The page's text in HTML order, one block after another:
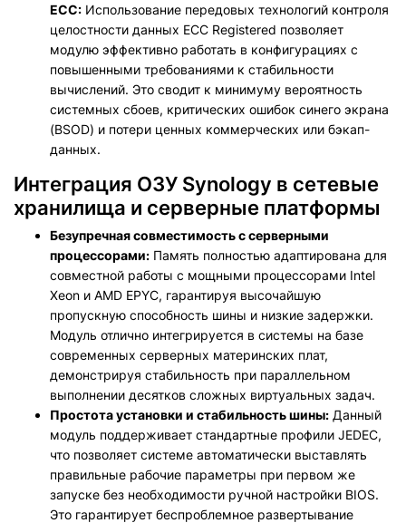
ECC: Использование передовых технологий контроля
целостности данных ECC Registered позволяет
модулю эффективно работать в конфигурациях с
повышенными требованиями к стабильности
вычислений. Это сводит к минимуму вероятность
системных сбоев, критических ошибок синего экрана
(BSOD) и потери ценных коммерческих или бэкап-
данных.
Интеграция ОЗУ Synology в сетевые
хранилища и серверные платформы
Безупречная совместимость с серверными
процессорами: Память полностью адаптирована для
совместной работы с мощными процессорами Intel
Xeon и AMD EPYC, гарантируя высочайшую
пропускную способность шины и низкие задержки.
Модуль отлично интегрируется в системы на базе
современных серверных материнских плат,
демонстрируя стабильность при параллельном
выполнении десятков сложных виртуальных задач.
Простота установки и стабильность шины: Данный
модуль поддерживает стандартные профили JEDEC,
что позволяет системе автоматически выставлять
правильные рабочие параметры при первом же
запуске без необходимости ручной настройки BIOS.
Это гарантирует беспроблемное развертывание